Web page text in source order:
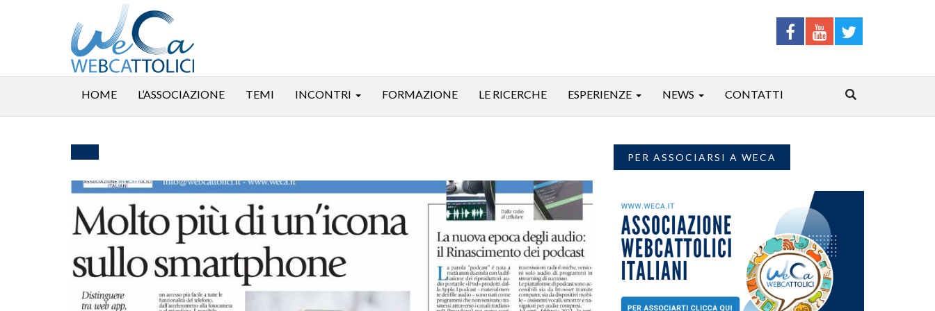
HOME L’ASSOCIAZIONE TEMI INCONTRI FORMAZIONE LE RICERCHE ESPERIENZE NEWS CONTATTI
PER ASSOCIARSI A WECA